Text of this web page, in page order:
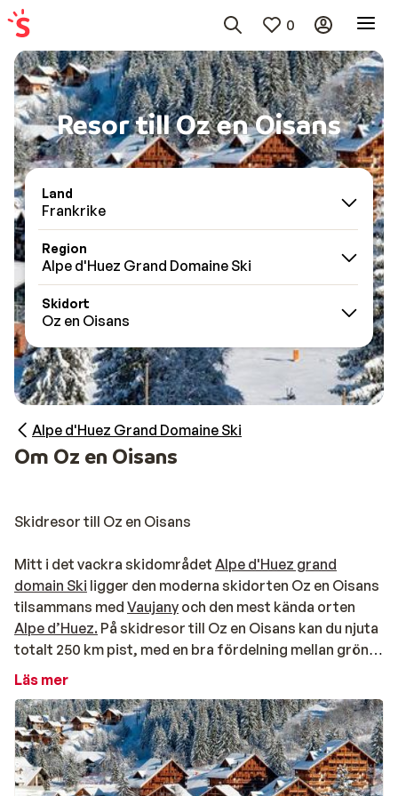
0
Resor till Oz en Oisans
Land
Frankrike
Region
Alpe d'Huez Grand Domaine Ski
Skidort
Oz en Oisans
Alpe d'Huez Grand Domaine Ski
Om Oz en Oisans
Skidresor till Oz en Oisans
Mitt i det vackra skidområdet Alpe d'Huez grand
domain Ski ligger den moderna skidorten Oz en Oisans
tilsammans med Vaujany och den mest kända orten
Alpe d’Huez. På skidresor till Oz en Oisans kan du njuta
totalt 250 km pist, med en bra fördelning mellan gröna,
blå och röda pister.
I Oz en Oisans är det aldrig långt till något
På grund av boendenas placeringen i förhållande till
liftarna kan du åka ski in/out hela säsongen. Kabinliften
Läs mer